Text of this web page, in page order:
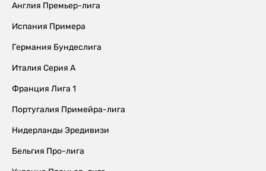
Англия Премьер-лига
Испания Примера
Германия Бундеслига
Италия Серия А
Франция Лига 1
Португалия Примейра-лига
Нидерланды Эредивизи
Бельгия Про-лига